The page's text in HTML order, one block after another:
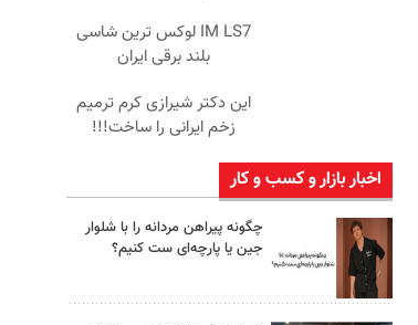
IM LS7 لوکس ترین شاسی
بلند برقی ایران
این دکتر شیرازی کرم ترمیم
زخم ایرانی را ساخت!!!
اخبار بازار و کسب و کار
چگونه پیراهن مردانه را با شلوار
جین یا پارچه‌ای ست کنیم؟